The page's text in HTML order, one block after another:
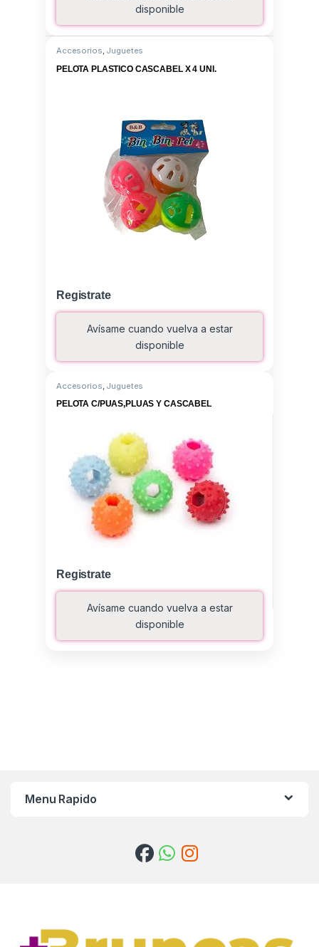
disponible
Accesorios, Juguetes
PELOTA PLASTICO CASCABEL X 4 UNI.
Registrate
Avísame cuando vuelva a estar
disponible
Accesorios Juguetes
PELOTA C/PUAS,PLUAS Y CASCABEL
Registrate
Avísame cuando vuelva a estar
disponible
Menu Rapido